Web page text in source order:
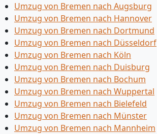
Umzug von Bremen nach Augsburg
Umzug von Bremen nach Hannover
Umzug von Bremen nach Dortmund
Umzug von Bremen nach Düsseldorf
Umzug von Bremen nach Köln
Umzug von Bremen nach Duisburg
Umzug von Bremen nach Bochum
Umzug von Bremen nach Wuppertal
Umzug von Bremen nach Bielefeld
Umzug von Bremen nach Münster
Umzug von Bremen nach Mannheim